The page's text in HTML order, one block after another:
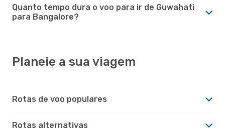
Quanto tempo dura o voo para ir de Guwahati
para Bangalore?
Planeie a sua viagem
Rotas de voo populares
Rotas alternativas